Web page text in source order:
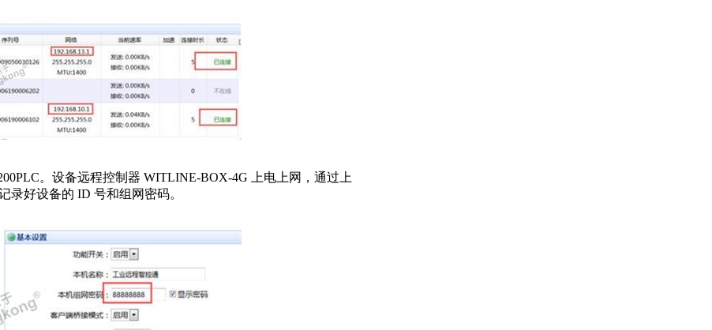
。设备远程控制器 WITLINE-BOX-4G 上电上网，通过上
录好设备的 ID 号和组网密码。